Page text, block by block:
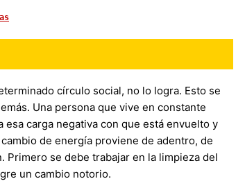
círculo social, no lo logra. Esto se
Una persona que vive en constante
carga negativa con que está envuelto y
de energía proviene de adentro, de
Primero se debe trabajar en la limpieza del
un cambio notorio.